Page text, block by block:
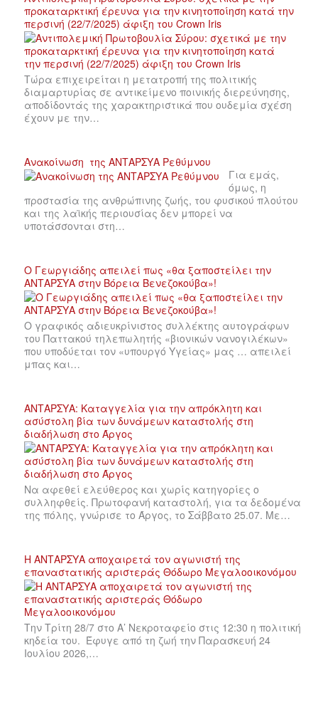
προκαταρκτική έρευνα για την κινητοποίηση κατά την
περσινή (22/7/2025) άφιξη του Crown Iris
Τώρα επιχειρείται η μετατροπή της πολιτικής
διαμαρτυρίας σε αντικείμενο ποινικής διερεύνησης,
αποδίδοντάς της χαρακτηριστικά που ουδεμία σχέση
έχουν με την…
Ανακοίνωση της ΑΝΤΑΡΣΥΑ Ρεθύμνου
Για εμάς,
όμως, η
προστασία της ανθρώπινης ζωής, του φυσικού πλούτου
και της λαϊκής περιουσίας δεν μπορεί να
υποτάσσονται στη…
Ο Γεωργιάδης απειλεί πως «θα ξαποστείλει την
ΑΝΤΑΡΣΥΑ στην Βόρεια Βενεζοκούβα»!
Ο γραφικός αδιευκρίνιστος συλλέκτης αυτογράφων
του Παττακού τηλεπωλητής «βιονικών νανογιλέκων»
που υποδύεται τον «υπουργό Υγείας» μας … απειλεί
μπας και…
ΑΝΤΑΡΣΥΑ: Καταγγελία για την απρόκλητη και
ασύστολη βία των δυνάμεων καταστολής στη
διαδήλωση στο Άργος
Να αφεθεί ελεύθερος και χωρίς κατηγορίες ο
συλληφθείς. Πρωτοφανή καταστολή, για τα δεδομένα
της πόλης, γνώρισε το Άργος, το Σάββατο 25.07. Με…
Η ΑΝΤΑΡΣΥΑ αποχαιρετά τον αγωνιστή της
επαναστατικής αριστεράς Θόδωρο Μεγαλοοικονόμου
Την Τρίτη 28/7 στο Α’ Νεκροταφείο στις 12:30 η πολιτική
κηδεία του. Έφυγε από τη ζωή την Παρασκευή 24
Ιουλίου 2026,…